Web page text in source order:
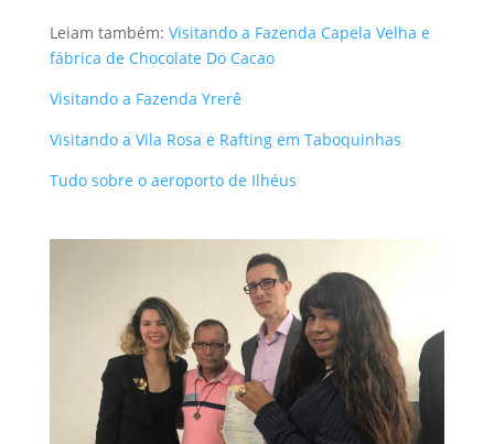
Leiam também: Visitando a Fazenda Capela Velha e
fábrica de Chocolate Do Cacao
Visitando a Fazenda Yrerê
Visitando a Vila Rosa e Rafting em Taboquinhas
Tudo sobre o aeroporto de Ilhéus